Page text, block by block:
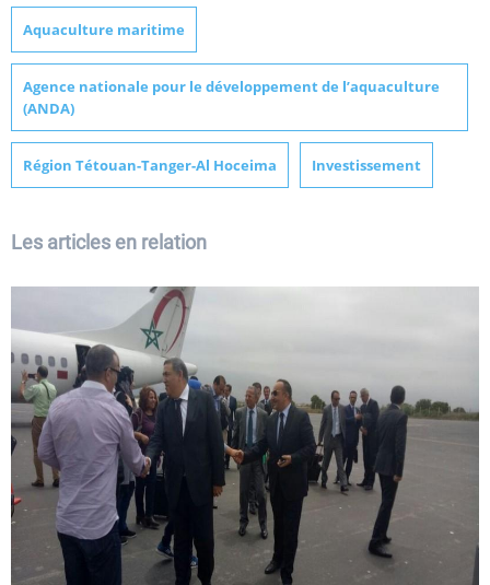
Aquaculture maritime
Agence nationale pour le développement de l’aquaculture
(ANDA)
Région Tétouan-Tanger-Al Hoceima Investissement
Les articles en relation